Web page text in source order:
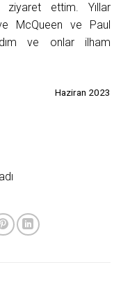
ziyaret ettim. Yıllar
McQueen ve Paul
ve onlar ilham
Haziran 2023